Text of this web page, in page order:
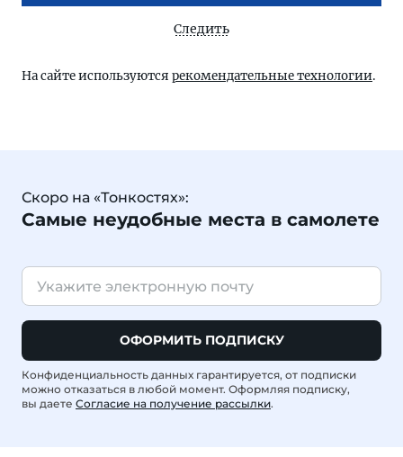
Следить
На сайте используются рекомендательные технологии.
Скоро на «Тонкостях»:
Самые неудобные места в самолете
ОФОРМИТЬ ПОДПИСКУ
Конфиденциальность данных гарантируется, от подписки
можно отказаться в любой момент. Оформляя подписку,
вы даете Согласие на получение рассылки.